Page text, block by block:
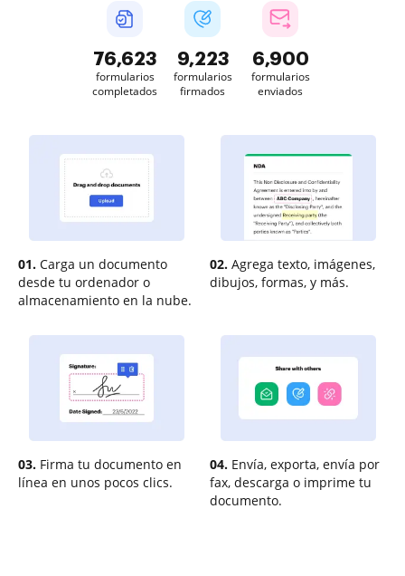
76,623
formularios
completados
9,223
formularios
firmados
6,900
formularios
enviados
01. Carga un documento
desde tu ordenador o
almacenamiento en la nube.
02. Agrega texto, imágenes,
dibujos, formas, y más.
03. Firma tu documento en
línea en unos pocos clics.
04. Envía, exporta, envía por
fax, descarga o imprime tu
documento.